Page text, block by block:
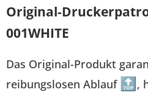
Original-
001WHITE
Das Original-Produkt
reibungslosen Ablauf 🔝 ,